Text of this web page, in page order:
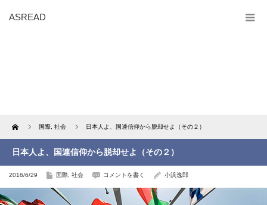
ASREAD
Home 国際 社会 日本人よ、国連信仰から脱却せよ（その２）
日本人よ、国連信仰から脱却せよ（その２）
2016/6/29 国際 社会 コメントを書く 小浜逸郎